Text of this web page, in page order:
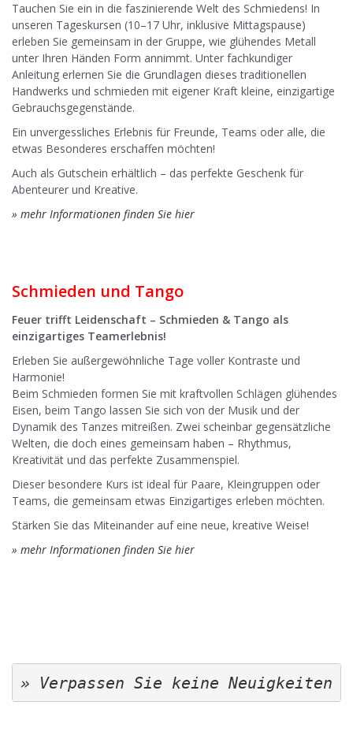
Tauchen Sie ein in die faszinierende Welt des Schmiedens! In
unseren Tageskursen (10–17 Uhr, inklusive Mittagspause)
erleben Sie gemeinsam in der Gruppe, wie glühendes Metall
unter Ihren Händen Form annimmt. Unter fachkundiger
Anleitung erlernen Sie die Grundlagen dieses traditionellen
Handwerks und schmieden mit eigener Kraft kleine, einzigartige
Gebrauchsgegenstände.
Ein unvergessliches Erlebnis für Freunde, Teams oder alle, die
etwas Besonderes erschaffen möchten!
Auch als Gutschein erhältlich – das perfekte Geschenk für
Abenteurer und Kreative.
» mehr Informationen finden Sie hier
Schmieden und Tango
Feuer trifft Leidenschaft – Schmieden & Tango als
einzigartiges Teamerlebnis!
Erleben Sie außergewöhnliche Tage voller Kontraste und
Harmonie!
Beim Schmieden formen Sie mit kraftvollen Schlägen glühendes
Eisen, beim Tango lassen Sie sich von der Musik und der
Dynamik des Tanzes mitreißen. Zwei scheinbar gegensätzliche
Welten, die doch eines gemeinsam haben – Rhythmus,
Kreativität und das perfekte Zusammenspiel.
Dieser besondere Kurs ist ideal für Paare, Kleingruppen oder
Teams, die gemeinsam etwas Einzigartiges erleben möchten.
Stärken Sie das Miteinander auf eine neue, kreative Weise!
» mehr Informationen finden Sie hier
» Verpassen Sie keine Neuigkeiten